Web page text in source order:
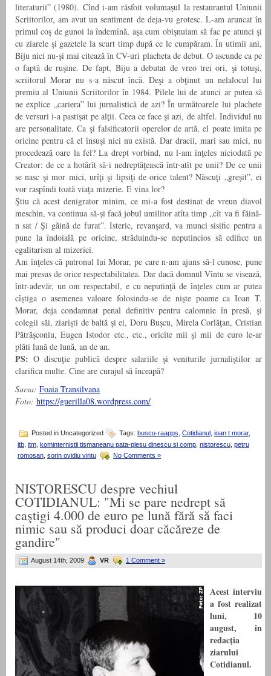
literaturii” (1980). Cînd i-am răsfoit volumaşul la restaurantul Uniunii
Scriitorilor, am avut un sentiment de deja-vu grotesc. L-am aruncat în
primul coş de gunoi la îndemînă, aşa cum obişnuiam să fac pe atunci şi
cu ziarele şi gazetele la scurt timp după ce le cumpăram. În utimii ani,
Biju nici nu-şi mai citează în CV-uri placheta de debut. O ascunde ca pe
o faptă de ruşine. De fapt, Biju a debutat de vreo trei ori, şi totuşi,
scriitorul Morar nu s-a născut încă. Deşi a obţinut un nelalocul lui
premiu al Uniunii Scriitorilor în 1984. Pilele lui de atunci ar putea să
ne explice „cariera” lui jurnalistică de azi? În următoarele lui plachete
de versuri i-a pastişat pe alţii. Ceea ce face şi azi, de altfel. Individul nu
are personalitate. Ca şi falsificatorii operelor de artă, el poate imita pe
oricine pentru că el însuşi nici nu există. Dar dracii, mari sau mici, nu
procedează oare la fel? La drept vorbind, nu l-am înţeles niciodată pe
Creator: de ce a hotărît să-i nedreptăţească într-atît pe unii? De ce unii
se nasc şi mor mici, urîţi şi lipsiţi de orice talent? Născuţi „greşit”, ei
vor raspîndi toată viaţa mizerie. E vina lor?
Ştiu că acest denigrator minim, ce mi-a fost destinat de vreun diavol
meschin, va continua să-şi facă jobul umilitor atîta timp „cît va fi făină-
n sat / Şi găină de furat”. Isteric, revanşard, va munci sisific pentru a
pune la îndoială pe oricine, străduindu-se neputincios să edifice un
egalitarism al mizeriei.
Am înţeles că patronul lui Morar, pe care n-am ajuns să-l cunosc, pune
mai presus de orice respectabilitatea. Dar dacă domnul Vîntu se visează,
într-adevăr, un om respectabil, e cu neputinţă de înţeles cum ar putea
cîştiga o asemenea valoare folosindu-se de nişte poame ca Ioan T.
Morar, deja condamnat penal definitiv pentru calomnie în presă, şi
colegii săi, ziarişti de baltă şi ei, Doru Buşcu, Mirela Corlăţan, Cristian
Pătrăşconiu, Eugen Istodor etc., etc., oricîte mii şi mii de euro le-ar
plăti lună de lună, an de an.
PS: O discuţie publică despre salariile şi veniturile jurnaliştilor ar
clarifica multe. Cine are curajul să înceapă?
Sursa: Foaia Transilvana
Foto: https://guerilla08.wordpress.com/
Posted in Uncategorized Tags: buscu-raapps Cotidianul ioan t morar,
itb, itm, kominternistii tismaneanu pata-plesu dinescu si comp, nistorescu, petru
romosan sorin ovidiu vintu No Comments »
NISTORESCU despre vechiul
COTIDIANUL: "Mi se pare nedrept să
caştigi 4.000 de euro pe lună fără să faci
nimic sau să produci doar căcăreze de
gandire"
August 14th, 2009 VR 1 Comment »
Acest interviu
a fost realizat
luni, 10
august, în
redacţia
ziarului
Cotidianul.